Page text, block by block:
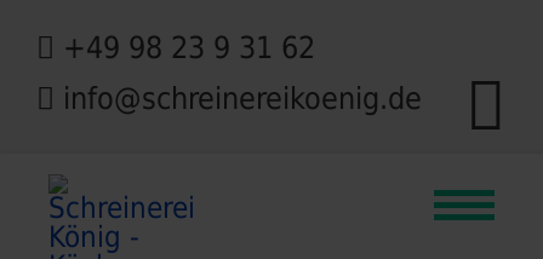
+49 98 23 9 31 62
info@schreinereikoenig.de